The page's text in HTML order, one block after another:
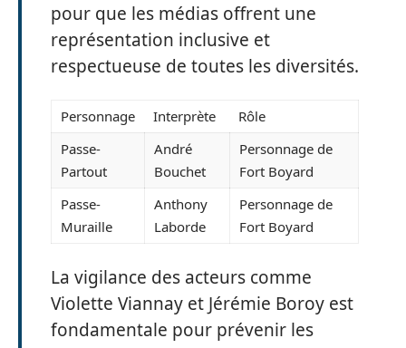
pour que les médias offrent une
représentation inclusive et
respectueuse de toutes les diversités.
Personnage Interprète
Rôle
Passe-
Partout
André
Bouchet
Personnage de
Fort Boyard
Passe-
Muraille
Anthony
Laborde
Personnage de
Fort Boyard
La vigilance des acteurs comme
Violette Viannay et Jérémie Boroy est
fondamentale pour prévenir les